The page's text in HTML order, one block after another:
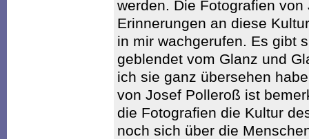
werden. Die Fotografien
Erinnerungen an diese
in mir wachgerufen. Es gibt
geblendet vom Glanz und
ich sie ganz übersehen
von Josef Polleroß ist
die Fotografien die Kultur
noch sich über die